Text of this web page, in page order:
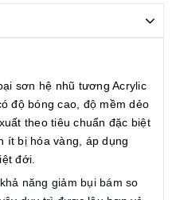
sơn hệ nhũ tương Acrylic
độ bóng cao, độ mềm dẻo
theo tiêu chuẩn đặc biệt
ít bị hóa vàng, áp dụng
đới.
năng giảm bụi bám so